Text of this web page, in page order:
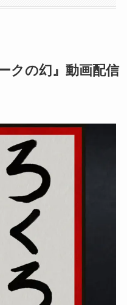
クの幻』動画配信